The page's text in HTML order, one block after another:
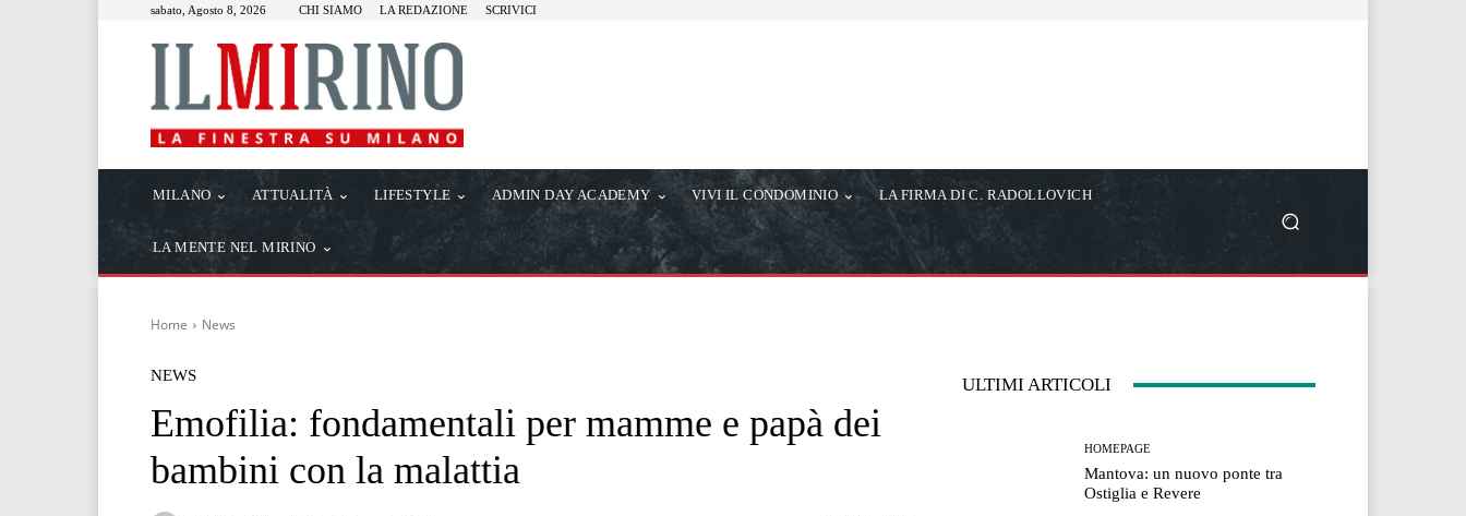
sabato, Agosto 8, 2026 CHI SIAMO LA REDAZIONE SCRIVICI
MILANO ATTUALITÀ LIFESTYLE ADMIN DAY ACADEMY VIVI IL CONDOMINIO LA FIRMA DI C. RADOLLOVICH
LA MENTE NEL MIRINO
Home News
NEWS
Emofilia: fondamentali per mamme e papà dei
bambini con la malattia
ULTIMI ARTICOLI
HOMEPAGE
Mantova: un nuovo ponte tra
Ostiglia e Revere